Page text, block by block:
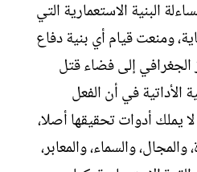
البنية الاستعمارية التي
ومنعت قيام أي بنية دفاع
إلى فضاء قتل
الأداتية في أن الفعل
يملك أدوات تحقيقها أصلا،
والسماء، والمعابر،